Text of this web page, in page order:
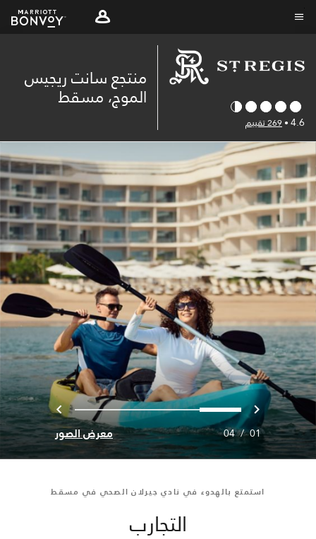
Skip
content
4.6
•269 تقييم
منتجع سانت ريجيس
الموج، مسقط
السابق
0
1
2
3 التالي
01
/
04 معرض الصور
استمتع بالهدوء في نادي جيرلان الصحي في مسقط
التجارب